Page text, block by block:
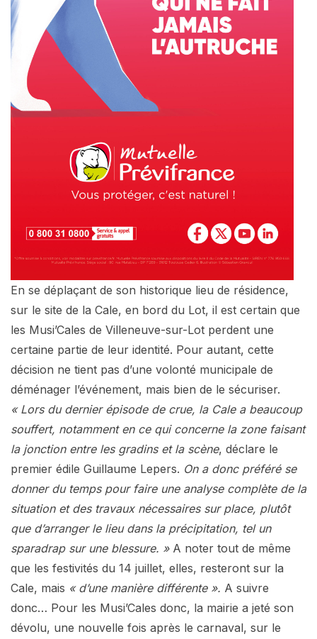
En se déplaçant de son historique lieu de résidence,
sur le site de la Cale, en bord du Lot, il est certain que
les Musi’Cales de Villeneuve-sur-Lot perdent une
certaine partie de leur identité. Pour autant, cette
décision ne tient pas d’une volonté municipale de
déménager l’événement, mais bien de le sécuriser.
« Lors du dernier épisode de crue, la Cale a beaucoup
souffert, notamment en ce qui concerne la zone faisant
la jonction entre les gradins et la scène, déclare le
premier édile Guillaume Lepers. On a donc préféré se
donner du temps pour faire une analyse complète de la
situation et des travaux nécessaires sur place, plutôt
que d’arranger le lieu dans la précipitation, tel un
sparadrap sur une blessure. » A noter tout de même
que les festivités du 14 juillet, elles, resteront sur la
Cale, mais « d’une manière différente ». A suivre
donc… Pour les Musi’Cales donc, la mairie a jeté son
dévolu, une nouvelle fois après le carnaval, sur le